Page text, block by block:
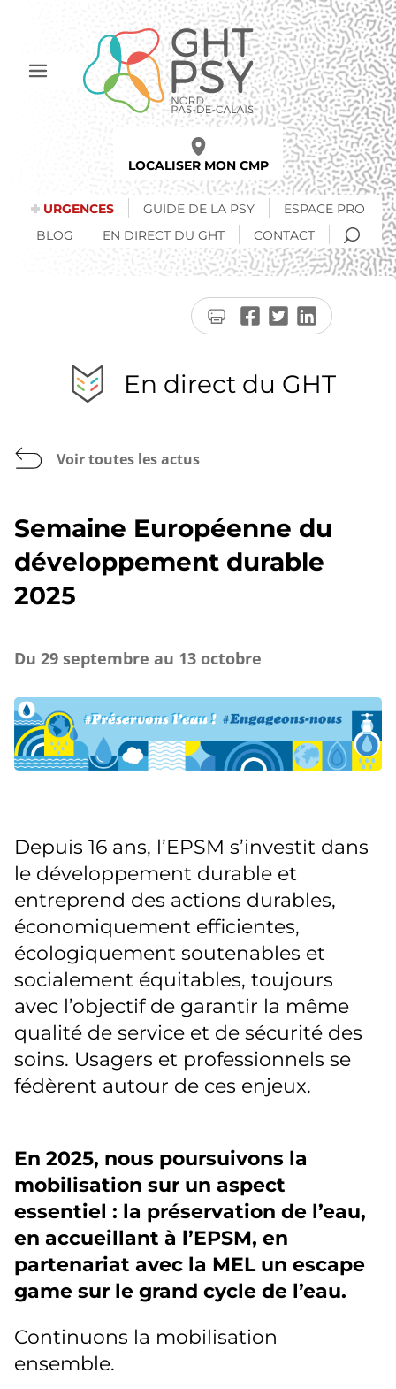
principal
Afficher
LOCALISER MON CMP
URGENCES GUIDE DE LA PSY
ESPACE PRO
BLOG
EN DIRECT DU GHT CONTACT
En direct du GHT
Voir toutes les actus
Semaine Européenne du
développement durable
2025
Du 29 septembre au 13 octobre
Depuis 16 ans, l’EPSM s’investit dans
le développement durable et
entreprend des actions durables,
économiquement efficientes,
écologiquement soutenables et
socialement équitables, toujours
avec l’objectif de garantir la même
qualité de service et de sécurité des
soins. Usagers et professionnels se
fédèrent autour de ces enjeux.
En 2025, nous poursuivons la
mobilisation sur un aspect
essentiel : la préservation de l’eau,
en accueillant à l’EPSM, en
partenariat avec la MEL un escape
game sur le grand cycle de l’eau.
Continuons la mobilisation
ensemble.
Imprimer
la
Partager
sur
Partager
sur
Partager
sur